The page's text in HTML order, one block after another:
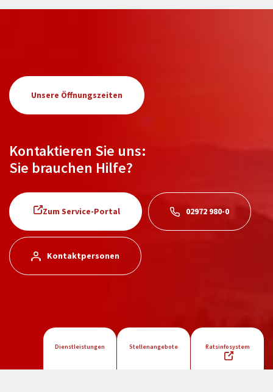
Unsere Öffnungszeiten
Kontaktieren Sie uns:
Sie brauchen Hilfe?
Zum Service-Portal 02972 980-0
Kontaktpersonen
Dienstleistungen Stellenangebote Ratsinfosystem